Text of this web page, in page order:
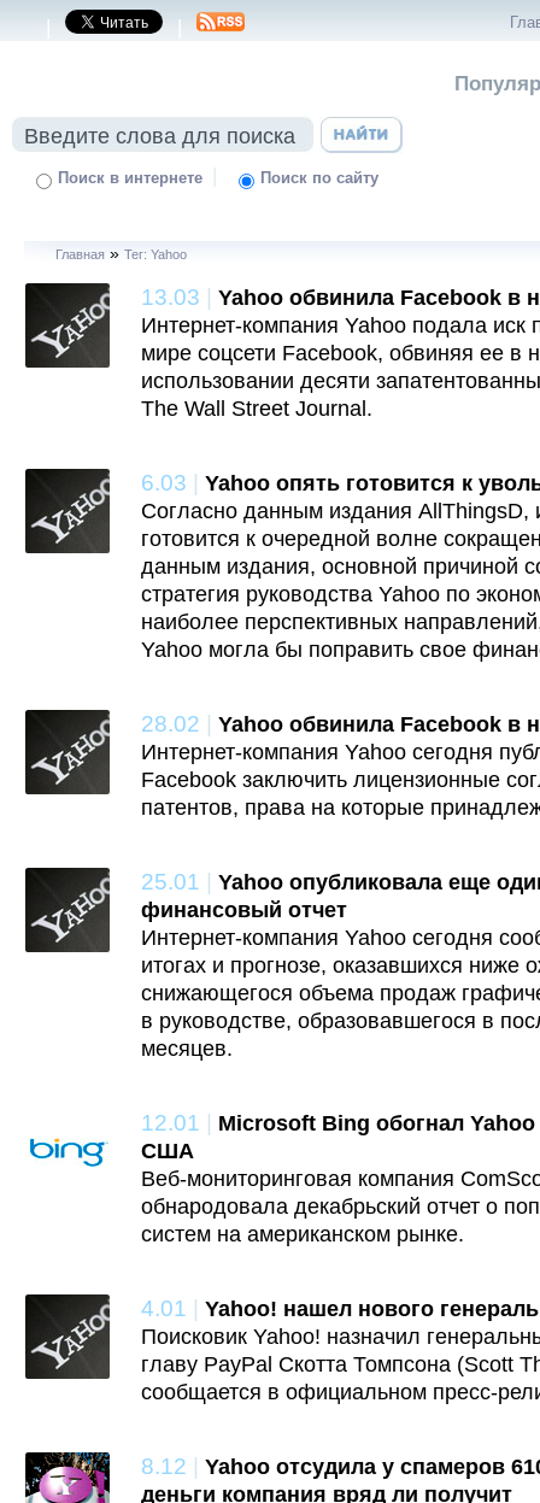
| |
Поиск в интернете | Поиск по сайту
Главная » Тег: Yahoo
13.03 | Yahoo обвинила Facebook в
Интернет-компания Yahoo подала иск
мире соцсети Facebook, обвиняя ее в
использовании десяти
The Wall Street Journal.
6.03 | Yahoo опять готовится к
Согласно данным издания AllThingsD,
готовится к очередной волне
данным издания, основной причиной
стратегия руководства Yahoo по
наиболее перспективных
Yahoo могла бы поправить свое
28.02 | Yahoo обвинила Facebook в
Интернет-компания Yahoo сегодня
Facebook заключить лицензионные
патентов, права на которые
25.01 | Yahoo опубликовала еще
финансовый отчет
Интернет-компания Yahoo сегодня
итогах и прогнозе, оказавшихся ниже
снижающегося объема продаж
в руководстве, образовавшегося в
месяцев.
12.01 | Microsoft Bing обогнал
США
Веб-мониторинговая компания
обнародовала декабрьский отчет о
систем на американском рынке.
4.01 | Yahoo! нашел нового
Поисковик Yahoo! назначил
главу PayPal Скотта Томпсона (Scott
сообщается в официальном пресс-
8.12 | Yahoo отсудила у спамеров
деньги компания вряд ли получит